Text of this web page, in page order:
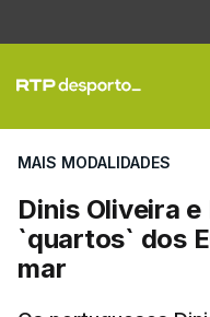
Dinis
MAIS MODALIDADES
Dinis Oliveira
`quartos` dos
mar